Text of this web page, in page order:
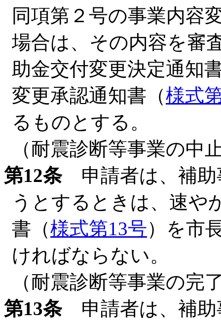
同項第２号の事業内容
場合は、その内容を審
助金交付変更決定通知
変更承認通知書（様式
るものとする。
（耐震診断等事業の中
第12条申請者は、補助
うとするときは、速や
書（様式第13号）を市
ければならない。
（耐震診断等事業の完
第13条申請者は、補助